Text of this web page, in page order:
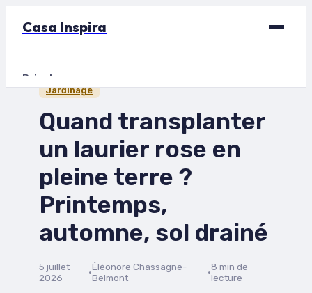
Casa Inspira
Bricolage
Immobilier
Maison
Jardinage
Quand transplanter
un laurier rose en
pleine terre ?
Printemps,
automne, sol drainé
5 juillet
2026
·Éléonore Chassagne-
Belmont
·8 min de
lecture